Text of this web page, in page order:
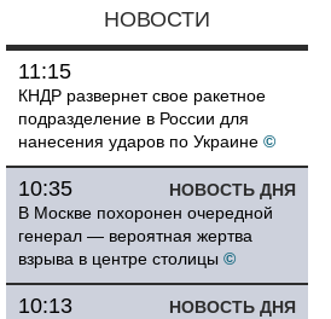
НОВОСТИ
11:15
КНДР развернет свое ракетное
подразделение в России для
нанесения ударов по Украине ©
НОВОСТЬ ДНЯ
10:35
В Москве похоронен очередной
генерал — вероятная жертва
взрыва в центре столицы ©
НОВОСТЬ ДНЯ
10:13